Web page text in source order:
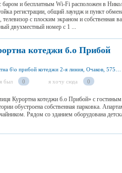
баром и бесплатным Wi-Fi расположен в
регистрации, общий лаундж и пункт
с плоским экраном и собственная
двухместный номер с 1 ...
котеджи б.о Прибой
я был 0 я хочу сюда 0
Курортна котеджи б.о Прибой» с
обустроена собственная парковка.
Рядом со зданием оборудована